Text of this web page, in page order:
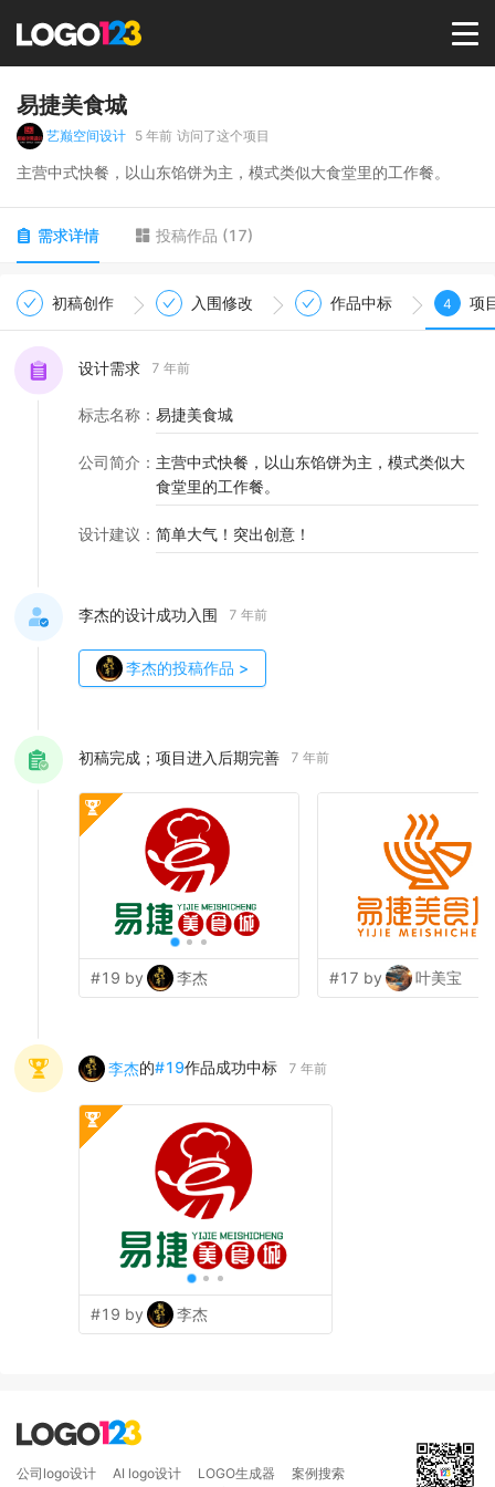
选择套餐→
LOGO案例
商标版权
登录 / 注册
易捷美食城
艺巅空间设计 5 年前 访问了这个项目
主营中式快餐，以山东馅饼为主，模式类似大食堂里的工作餐。
需求详情 投稿作品 (17)
初稿创作 入围修改 作品中标 4 项
设计需求 7 年前
标志名称 ： 易捷美食城
公司简介 ： 主营中式快餐，以山东馅饼为主，模式类似大
食堂里的工作餐。
设计建议 ： 简单大气！突出创意！
李杰的设计成功入围 7 年前
李杰的投稿作品 >
初稿完成；项目进入后期完善 7 年前
#19 by 李杰 #17 by 叶美宝
李杰的#19作品成功中标 7 年前
#19 by 李杰
公司logo设计 AI logo设计 LOGO生成器
案例搜索